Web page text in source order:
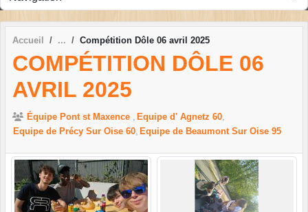
Accueil Compétition Dôle 06 avril 2025
COMPÉTITION DÔLE 06
AVRIL 2025
Équipe Pont st Maxence
Equipe d' Agnetz 60
Equipe de Précy Sur Oise 60 Equipe de Beaumont Sur Oise 95